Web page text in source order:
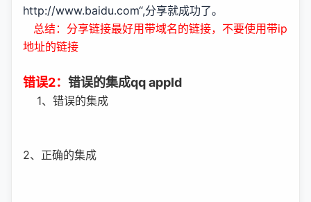
http://www.baidu.com“,分享就成功了。
总结：分享链接最好用带域名的链接，不要使用带ip
地址的链接
错误2： 错误的集成qq appId
1、错误的集成
2、正确的集成